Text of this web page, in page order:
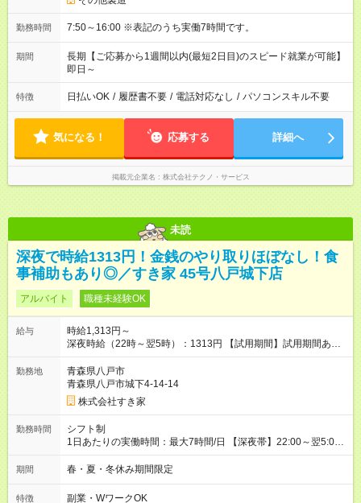
勤務時間 7:50～16:00 ※表記のうち実働7時間です。
期間
長期【ご応募から1週間以内(最短2日目)のスピード就業が可能】
即日～
特徴 日払いOK / 履歴書不要 / 電話対応なし / パソコンスキル不要
気になる！ 応募する 詳細へ
掲載元企業名 株式会社テクノ・サービス
未読
深夜で時給1313円！金銭のやり取りほぼなし！食
事補助もあり◎／すき家 45号八戸城下店
アルバイト 職種未経験OK
給与
時給1,313円～
深夜時給（22時～翌5時）：1313円 【試用期間】試用期間あり
試用期間の長さ：1ヶ月 雇用形態、給与は本採用時と同じです。
試用期間の実態は30日（※条件変更なし）ですが、切り上げで
一ヶ月とさせていただきます。 研修制度あり：15時間(研修中も
同時給）
勤務地
青森県八戸市
青森県八戸市城下4-14-14
株式会社すき家
勤務時間
シフト制
1日あたりの実働時間：最大7時間/日 【深夜帯】22:00～翌5:00
週2日～・1日2h～OK◎ ※22:00から翌5:00までは18歳以上の方
のみ勤務可能です（18歳未満の深夜業務禁止のため） ★深夜で
す。 必ず、2名以上での勤務を行いますので、安心して働けま
期間 春・夏・冬休み期間限定
特徴 副業・WワークOK